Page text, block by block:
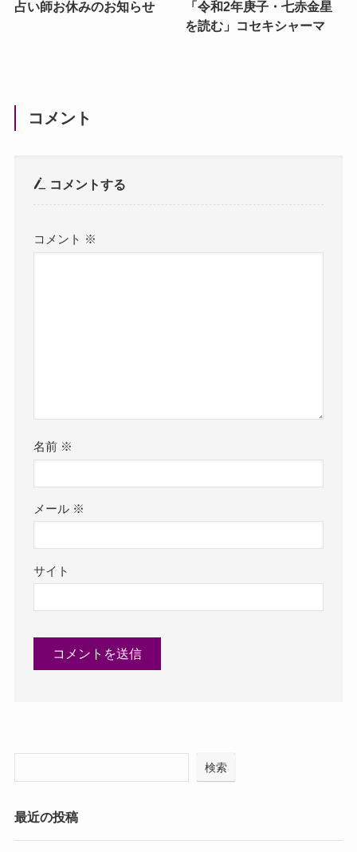
占い師お休みのお知らせ
「令和2年庚子・七赤金星
を読む」コセキシャーマ
コメント
コメントする
コメント ※
名前 ※
メール ※
サイト
検索
最近の投稿